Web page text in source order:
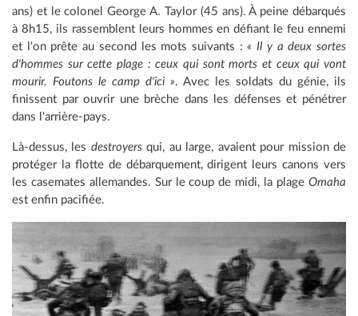
ans) et le colonel George A. Taylor (45 ans). À peine débarqués
à 8h15, ils rassemblent leurs hommes en défiant le feu ennemi
et l'on prête au second les mots suivants :« Il y a deux sortes
d'hommes sur cette plage : ceux qui sont morts et ceux qui vont
mourir. Foutons le camp d'ici ». Avec les soldats du génie, ils
finissent par ouvrir une brèche dans les défenses et pénétrer
dans l'arrière-pays.
Là-dessus, les destroyersqui, au large, avaient pour mission de
protéger la flotte de débarquement, dirigent leurs canons vers
les casemates allemandes. Sur le coup de midi, la plage Omaha
est enfin pacifiée.